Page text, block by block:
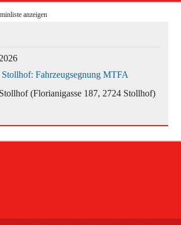
anzeigen
Stollhof: Fahrzeugsegnung MTFA
(Florianigasse 187, 2724 Stollhof)